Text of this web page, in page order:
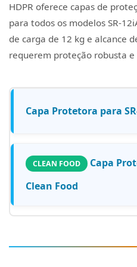
HDPR oferece capas de
para todos os modelos SR-
de carga de 12 kg e alcance
requerem proteção robusta e
Capa Protetora para
CLEAN FOOD
Capa
Clean Food